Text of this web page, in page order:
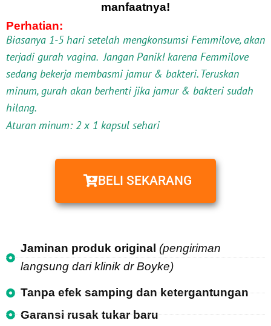
manfaatnya!
Perhatian:
Biasanya 1-5 hari setelah mengkonsumsi Femmilove, akan
terjadi gurah vagina. Jangan Panik! karena Femmilove
sedang bekerja membasmi jamur & bakteri. Teruskan
minum, gurah akan berhenti jika jamur & bakteri sudah
hilang.
Aturan minum: 2 x 1 kapsul sehari
BELI SEKARANG
Jaminan produk original (pengiriman
langsung dari klinik dr Boyke)
Tanpa efek samping dan ketergantungan
Garansi rusak tukar baru